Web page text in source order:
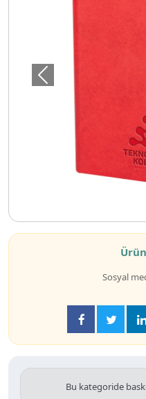
Önceki
Sosyal
Bu kategoride